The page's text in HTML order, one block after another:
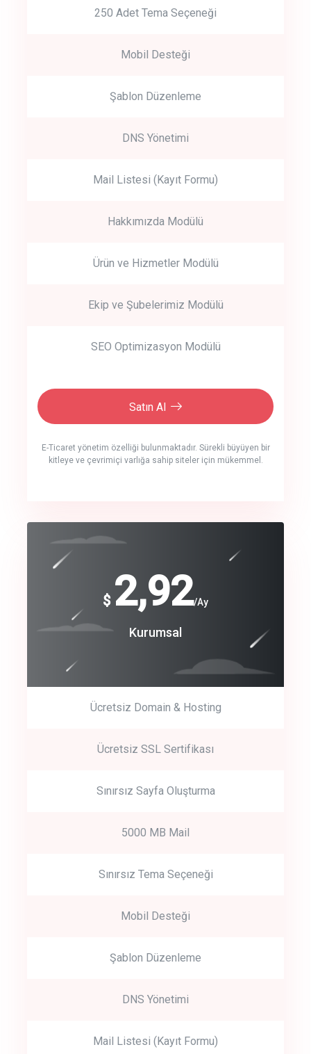
250 Adet Tema Seçeneği
Mobil Desteği
Şablon Düzenleme
DNS Yönetimi
Mail Listesi (Kayıt Formu)
Hakkımızda Modülü
Ürün ve Hizmetler Modülü
Ekip ve Şubelerimiz Modülü
SEO Optimizasyon Modülü
Satın Al
E-Ticaret yönetim özelliği bulunmaktadır. Sürekli büyüyen bir
kitleye ve çevrimiçi varlığa sahip siteler için mükemmel.
crm auto cync
track energy costs
Get Started
Start by trying our service for 30 days free trial no credit card
$ 2,92/Ay
Kurumsal
Ücretsiz Domain & Hosting
Ücretsiz SSL Sertifikası
Sınırsız Sayfa Oluşturma
5000 MB Mail
Sınırsız Tema Seçeneği
Mobil Desteği
Şablon Düzenleme
DNS Yönetimi
Mail Listesi (Kayıt Formu)
$
240
Coroprate